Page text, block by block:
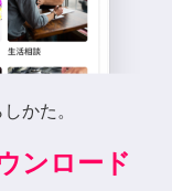
かた。
ンロード